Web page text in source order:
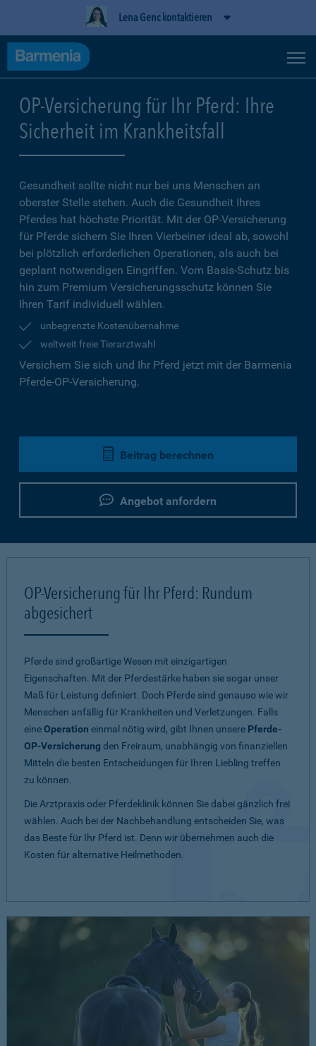
Lena Genc kontaktieren
OP-Versicherung für Ihr Pferd: Ihre
Sicherheit im Krankheitsfall
Gesundheit sollte nicht nur bei uns Menschen an
oberster Stelle stehen. Auch die Gesundheit Ihres
Pferdes hat höchste Priorität. Mit der OP-Versicherung
für Pferde sichern Sie Ihren Vierbeiner ideal ab, sowohl
bei plötzlich erforderlichen Operationen, als auch bei
geplant notwendigen Eingriffen. Vom Basis-Schutz bis
hin zum Premium Versicherungsschutz können Sie
Ihren Tarif individuell wählen.
unbegrenzte Kostenübernahme
weltweit freie Tierarztwahl
Versichern Sie sich und Ihr Pferd jetzt mit der Barmenia
Pferde-OP-Versicherung.
Beitrag berechnen
Angebot anfordern
OP-Versicherung für Ihr Pferd: Rundum
abgesichert
Pferde sind großartige Wesen mit einzigartigen
Eigenschaften. Mit der Pferdestärke haben sie sogar unser
Maß für Leistung definiert. Doch Pferde sind genauso wie wir
Menschen anfällig für Krankheiten und Verletzungen. Falls
eineOperation einmal nötig wird, gibt Ihnen unsere Pferde-
OP-Versicherung den Freiraum, unabhängig von finanziellen
Mitteln die besten Entscheidungen für Ihren Liebling treffen
zu können.
Die Arztpraxis oder Pferdeklinik können Sie dabei gänzlich frei
wählen. Auch bei der Nachbehandlung entscheiden Sie, was
das Beste für Ihr Pferd ist. Denn wir übernehmen auch die
Kosten für alternative Heilmethoden.